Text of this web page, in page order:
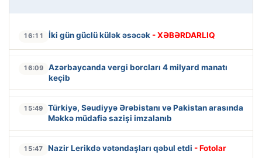
16:11 İki gün güclü külək əsəcək - XƏBƏRDARLIQ
16:09
Azərbaycanda vergi borcları 4 milyard manatı
keçib
15:49
Türkiyə, Səudiyyə Ərəbistanı və Pakistan arasında
Məkkə müdafiə sazişi imzalanıb
15:47 Nazir Lerikdə vətəndaşları qəbul etdi - Fotolar